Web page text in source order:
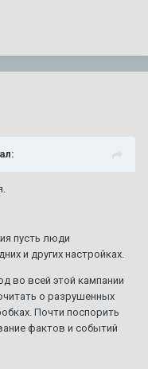
пусть люди
и других настройках.
во всей этой кампании
о разрушенных
Почти поспорить
фактов и событий